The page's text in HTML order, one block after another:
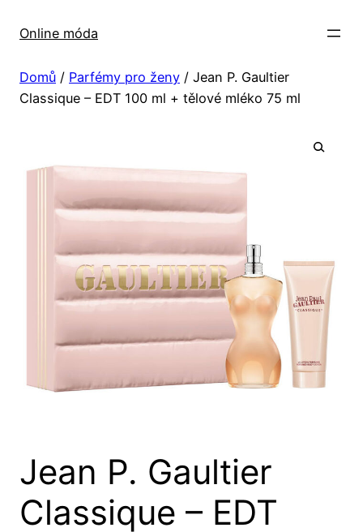
Online móda
Domů / Parfémy pro ženy / Jean P. Gaultier
Classique – EDT 100 ml + tělové mléko 75 ml
Jean P. Gaultier
Classique – EDT